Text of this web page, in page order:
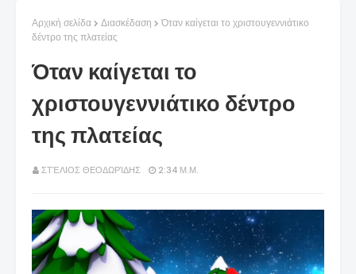
Αρχική σελίδα Διασκέδαση
Όταν καίγεται το χριστουγεννιάτικο
δέντρο της πλατείας
Όταν καίγεται το
χριστουγεννιάτικο δέντρο
της πλατείας
ΣΤΈΛΙΟΣ ΘΕΟΔΩΡΊΔΗΣ 2:34 Μ.Μ.